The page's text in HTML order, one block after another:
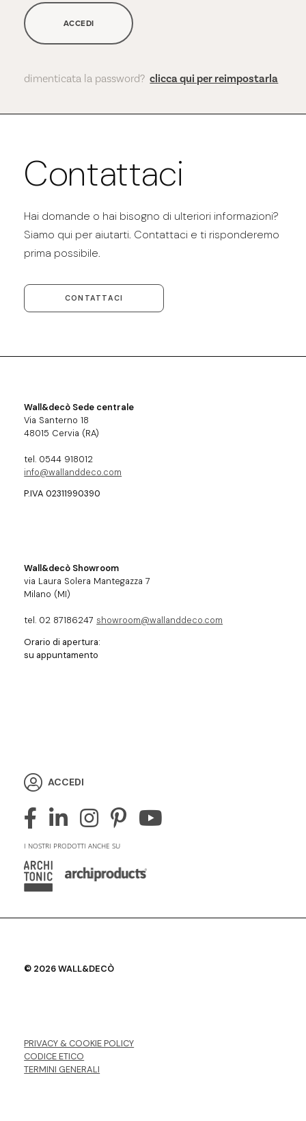
ACCEDI
dimenticata la password? clicca qui per reimpostarla
Contattaci
Hai domande o hai bisogno di ulteriori informazioni?
Siamo qui per aiutarti. Contattaci e ti risponderemo
prima possibile.
CONTATTACI
Wall&decò Sede centrale
Via Santerno 18
48015 Cervia (RA)
tel. 0544 918012
info@wallanddeco.com
P.IVA 02311990390
Wall&decò Showroom
via Laura Solera Mantegazza 7
Milano (MI)
tel. 02 87186247 showroom@wallanddeco.com
Orario di apertura:
su appuntamento
ACCEDI
I NOSTRI PRODOTTI ANCHE SU
© 2026 WALL&DECÒ
PRIVACY & COOKIE POLICY
CODICE ETICO
TERMINI GENERALI